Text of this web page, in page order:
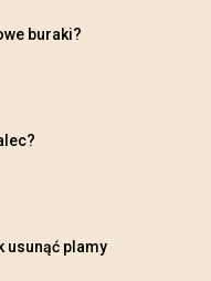
buraki?
usunąć plamy